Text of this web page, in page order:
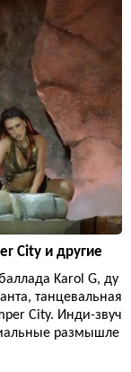
City и другие
Karol G, ду
танцевальная
City. Инди-звуч
размышле